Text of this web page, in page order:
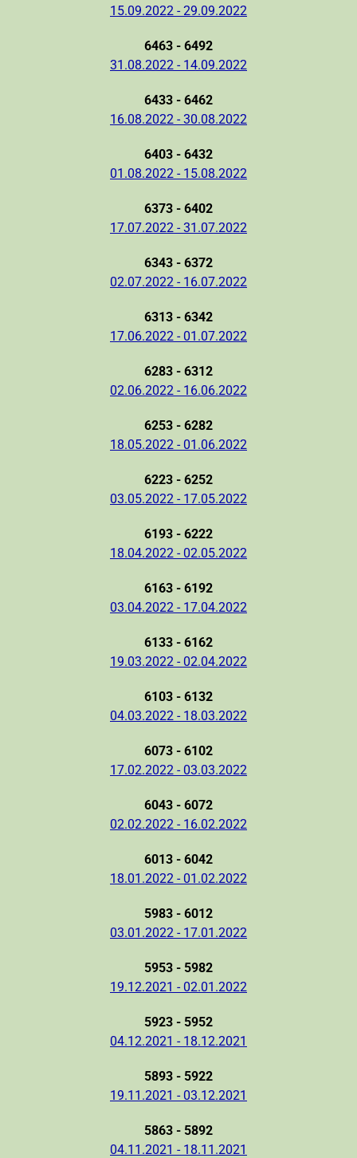
15.09.2022 - 29.09.2022
6463 - 6492
31.08.2022 - 14.09.2022
6433 - 6462
16.08.2022 - 30.08.2022
6403 - 6432
01.08.2022 - 15.08.2022
6373 - 6402
17.07.2022 - 31.07.2022
6343 - 6372
02.07.2022 - 16.07.2022
6313 - 6342
17.06.2022 - 01.07.2022
6283 - 6312
02.06.2022 - 16.06.2022
6253 - 6282
18.05.2022 - 01.06.2022
6223 - 6252
03.05.2022 - 17.05.2022
6193 - 6222
18.04.2022 - 02.05.2022
6163 - 6192
03.04.2022 - 17.04.2022
6133 - 6162
19.03.2022 - 02.04.2022
6103 - 6132
04.03.2022 - 18.03.2022
6073 - 6102
17.02.2022 - 03.03.2022
6043 - 6072
02.02.2022 - 16.02.2022
6013 - 6042
18.01.2022 - 01.02.2022
5983 - 6012
03.01.2022 - 17.01.2022
5953 - 5982
19.12.2021 - 02.01.2022
5923 - 5952
04.12.2021 - 18.12.2021
5893 - 5922
19.11.2021 - 03.12.2021
5863 - 5892
04.11.2021 - 18.11.2021